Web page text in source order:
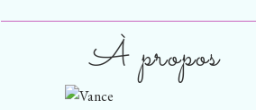
À propos